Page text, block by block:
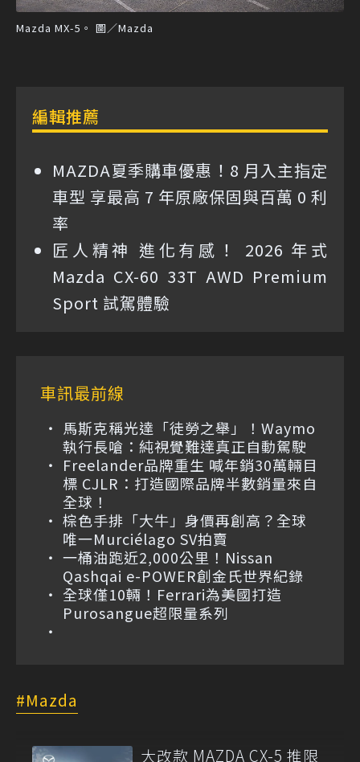
Mazda MX-5。 圖／Mazda
編輯推薦
MAZDA夏季購車優惠！8 月入主指定
車型 享最高 7 年原廠保固與百萬 0 利
率
匠人精神 進化有感！ 2026 年式
Mazda CX-60 33T AWD Premium
Sport 試駕體驗
車訊最前線
馬斯克稱光達「徒勞之舉」！Waymo
執行長嗆：純視覺難達真正自動駕駛
Freelander品牌重生 喊年銷30萬輛目
標 CJLR：打造國際品牌半數銷量來自
全球！
棕色手排「大牛」身價再創高？全球
唯一Murciélago SV拍賣
一桶油跑近2,000公里！Nissan
Qashqai e-POWER創金氏世界紀錄
全球僅10輛！Ferrari為美國打造
Purosangue超限量系列
Mazda
大改款 MAZDA CX-5 推限